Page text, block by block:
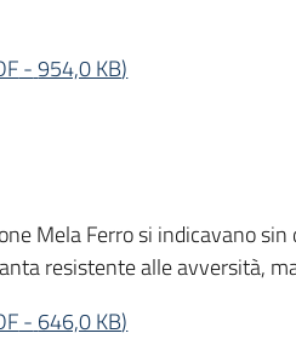
-954,0 KB)
Mela Ferro si indicavano
resistente alle avversità,
- 646,0 KB)